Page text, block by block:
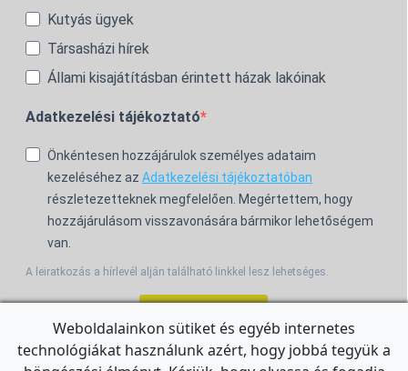
Kutyás ügyek
Társasházi hírek
Állami kisajátításban érintett házak lakóinak
Adatkezelési tájékoztató
Önkéntesen hozzájárulok személyes adataim
kezeléséhez az Adatkezelési tájékoztatóban
részletezetteknek megfelelően. Megértettem, hogy
hozzájárulásom visszavonására bármikor lehetőségem
van.
A leiratkozás a hírlevél alján található linkkel lesz lehetséges.
For the English Newsletter, clickHERE.
Weboldalainkon sütiket és egyéb internetes
technológiákat használunk azért, hogy jobbá tegyük a